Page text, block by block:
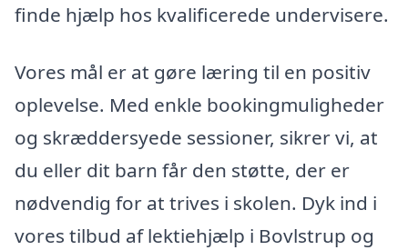
finde hjælp hos kvalificerede undervisere.
Vores mål er at gøre læring til en positiv
oplevelse. Med enkle bookingmuligheder
og skræddersyede sessioner, sikrer vi, at
du eller dit barn får den støtte, der er
nødvendig for at trives i skolen. Dyk ind i
vores tilbud af lektiehjælp i Bovlstrup og